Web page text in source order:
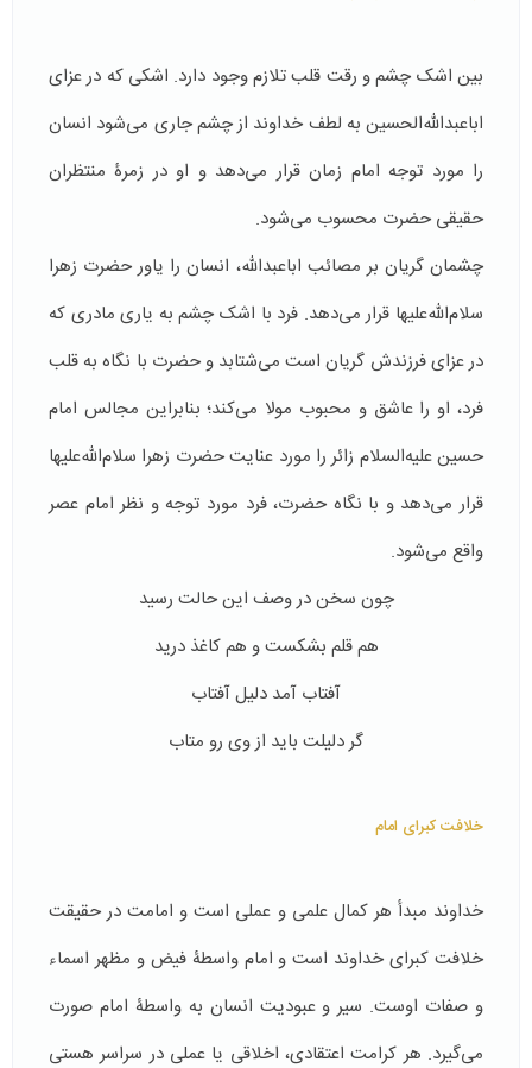
بین اشک چشم و رقت قلب تلازم وجود دارد. اشکی که در عزای
اباعبدالله‌الحسین به لطف خداوند از چشم جاری می‌شود انسان
را مورد توجه امام زمان قرار می‌دهد و او در زمرۀ منتظران
حقیقی حضرت محسوب می‌‌شود.
چشمان گریان بر مصائب اباعبدالله، انسان را یاور حضرت زهرا
سلام‌الله‌علیها قرار می‌دهد. فرد با اشک چشم به یاری مادری که
در عزای فرزندش گریان است می‌شتابد و حضرت با نگاه به قلب
فرد، او را عاشق و محبوب مولا می‌کند؛ بنابراین مجالس امام
حسین علیه‌السلام زائر را مورد عنایت حضرت زهرا سلام‌الله‌علیها
قرار می‌دهد و با نگاه حضرت، فرد مورد توجه و نظر امام عصر
واقع می‌شود.
چون سخن در وصف این حالت رسید
هم قلم بشکست و هم کاغذ درید
آفتاب آمد دلیل آفتاب
گر دلیلت باید از وی رو متاب
خلافت کبرای امام
خداوند مبدأ هر کمال علمی و عملی است و امامت در حقیقت
خلافت کبرای خداوند است و امام واسطۀ فیض و مظهر اسماء
و صفات اوست. سیر و عبودیت انسان به ‌واسطۀ امام صورت
می‌گیرد. هر کرامت اعتقادی، اخلاقی یا عملی در سراسر هستی